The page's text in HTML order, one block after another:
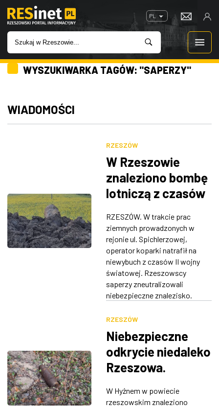
PL
WIADOMOŚCI
INWESTYCJE
GASTRONOMIA
ZDJĘCIA
WYSZUKIWARKA TAGÓW: "SAPERZY"
WIADOMOŚCI
RZESZÓW
W Rzeszowie
znaleziono bombę
lotniczą z czasów
RZESZÓW. W trakcie prac
ziemnych prowadzonych w
rejonie ul. Spichlerzowej,
operator koparki natrafił na
niewybuch z czasów II wojny
światowej. Rzeszowscy
saperzy zneutralizowali
niebezpieczne znalezisko.
RZESZÓW
Niebezpieczne
odkrycie niedaleko
Rzeszowa.
saperzy
W Hyżnem w powiecie
rzeszowskim znaleziono